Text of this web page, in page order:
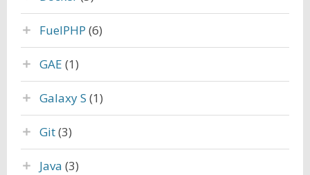
FuelPHP (6)
GAE (1)
Galaxy S (1)
Git(3)
Java (3)